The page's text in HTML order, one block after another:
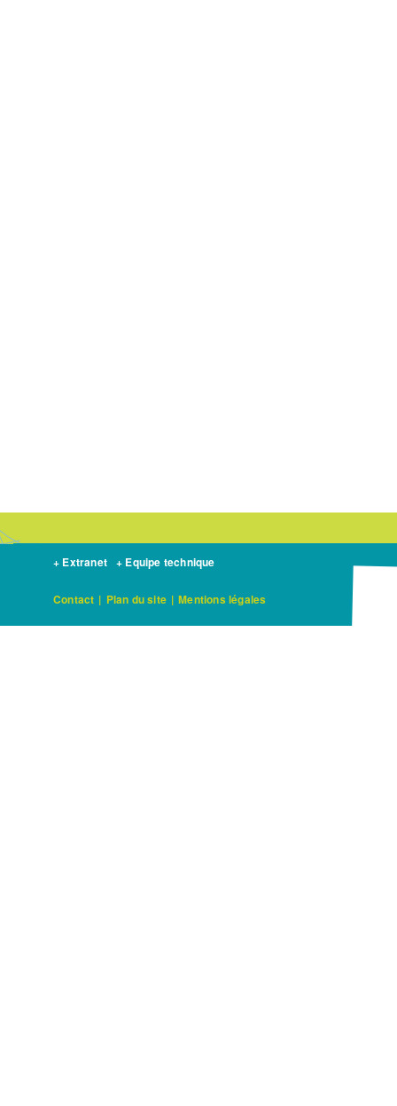
+ Extranet + Equipe technique
Contact | Plan du site | Mentions légales